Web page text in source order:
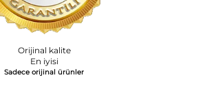
Orijinal kalite
En iyisi
Sadece orijinal ürünler